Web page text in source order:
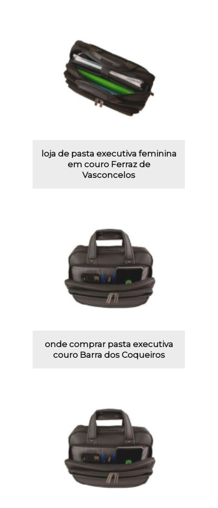
loja de pasta executiva feminina
em couro Ferraz de
Vasconcelos
onde comprar pasta executiva
couro Barra dos Coqueiros